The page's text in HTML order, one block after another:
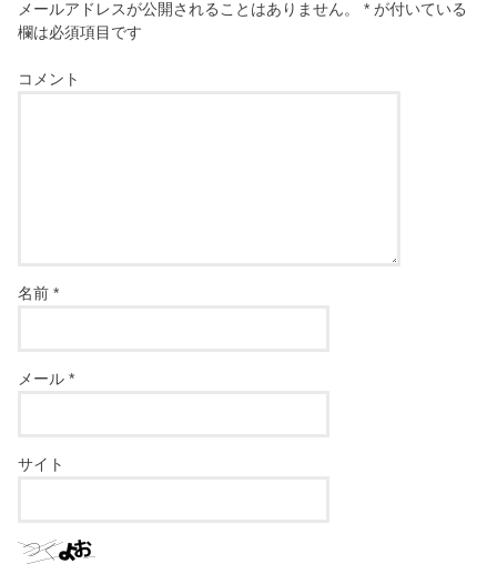
メールアドレスが公開されることはありません。 * が付いている
欄は必須項目です
コメント
名前*
メール*
サイト